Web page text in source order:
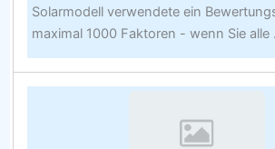
Solarmodell verwendete ein
maximal 1000 Faktoren - wenn Sie alle